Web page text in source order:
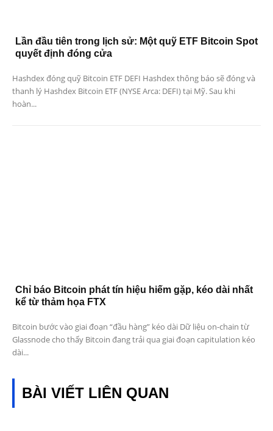
Lần đầu tiên trong lịch sử: Một quỹ ETF Bitcoin Spot
quyết định đóng cửa
Hashdex đóng quỹ Bitcoin ETF DEFI Hashdex thông báo sẽ đóng và
thanh lý Hashdex Bitcoin ETF (NYSE Arca: DEFI) tại Mỹ. Sau khi
hoàn...
Chỉ báo Bitcoin phát tín hiệu hiếm gặp, kéo dài nhất
kể từ thảm họa FTX
Bitcoin bước vào giai đoạn “đầu hàng” kéo dài Dữ liệu on-chain từ
Glassnode cho thấy Bitcoin đang trải qua giai đoạn capitulation kéo
dài...
BÀI VIẾT LIÊN QUAN